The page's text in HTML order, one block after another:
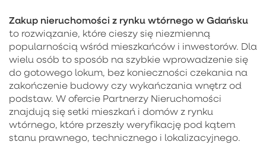
Zakup nieruchomości z rynku wtórnego w Gdańsku
to rozwiązanie, które cieszy się niezmienną
popularnością wśród mieszkańców i inwestorów. Dla
wielu osób to sposób na szybkie wprowadzenie się
do gotowego lokum, bez konieczności czekania na
zakończenie budowy czy wykańczania wnętrz od
podstaw. W ofercie Partnerzy Nieruchomości
znajdują się setki mieszkań i domów z rynku
wtórnego, które przeszły weryfikację pod kątem
stanu prawnego, technicznego i lokalizacyjnego.